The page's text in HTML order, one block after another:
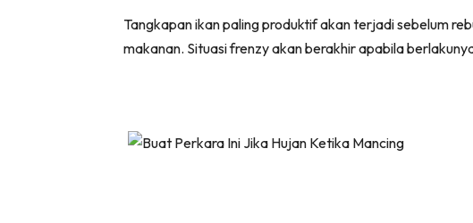
Tangkapan ikan paling produktif akan terjadi sebelum
makanan. Situasi frenzy akan berakhir apabila